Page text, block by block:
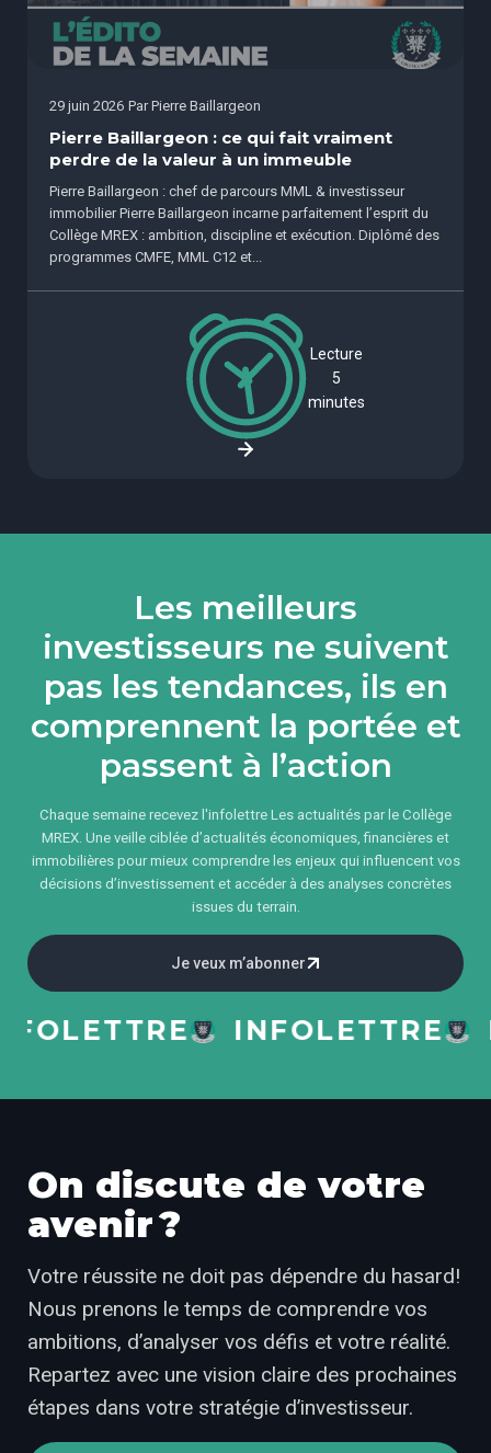
29 juin 2026 Par Pierre Baillargeon
Pierre Baillargeon : ce qui fait vraiment
perdre de la valeur à un immeuble
Pierre Baillargeon : chef de parcours MML & investisseur
immobilier Pierre Baillargeon incarne parfaitement l’esprit du
Collège MREX : ambition, discipline et exécution. Diplômé des
programmes CMFE, MML C12 et...
Lecture
5
minutes
Les meilleurs
investisseurs ne suivent
pas les tendances, ils en
comprennent la portée et
passent à l’action
Chaque semaine recevez l'infolettre Les actualités par le Collège
MREX. Une veille ciblée d’actualités économiques, financières et
immobilières pour mieux comprendre les enjeux qui influencent vos
décisions d’investissement et accéder à des analyses concrètes
issues du terrain.
Je veux m’abonner
INFOLETTRE
On discute de votre
avenir ?
Votre réussite ne doit pas dépendre du hasard!
Nous prenons le temps de comprendre vos
ambitions, d’analyser vos défis et votre réalité.
Repartez avec une vision claire des prochaines
étapes dans votre stratégie d’investisseur.